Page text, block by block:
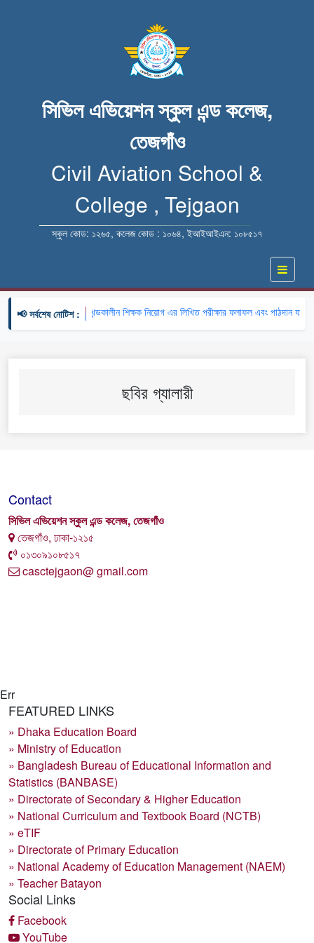
সিভিল এভিয়েশন স্কুল এন্ড কলেজ,
তেজগাঁও
Civil Aviation School &
College , Tejgaon
স্কুল কোড: ১২৬৫, কলেজ কোড : ১০৬৪, ইআইআইএন: ১০৮৫১৭
📢 সর্বশেষ নোটিশ :🔹 খন্ডকালীন শিক্ষক নিয়োগ এর লিখিত পরীক্ষার ফলাফল এবং পাঠদান
ছবির গ্যালারী
Contact
সিভিল এভিয়েশন স্কুল এন্ড কলেজ, তেজগাঁও
তেজগাঁও, ঢাকা-১২১৫
০১৩০৯১০৮৫১৭
casctejgaon@ gmail.com
Err
FEATURED LINKS
» Dhaka Education Board
» Ministry of Education
» Bangladesh Bureau of Educational Information and
Statistics (BANBASE)
» Directorate of Secondary & Higher Education
» National Curriculum and Textbook Board (NCTB)
» eTIF
» Directorate of Primary Education
» National Academy of Education Management (NAEM)
» Teacher Batayon
Social Links
Facebook
YouTube